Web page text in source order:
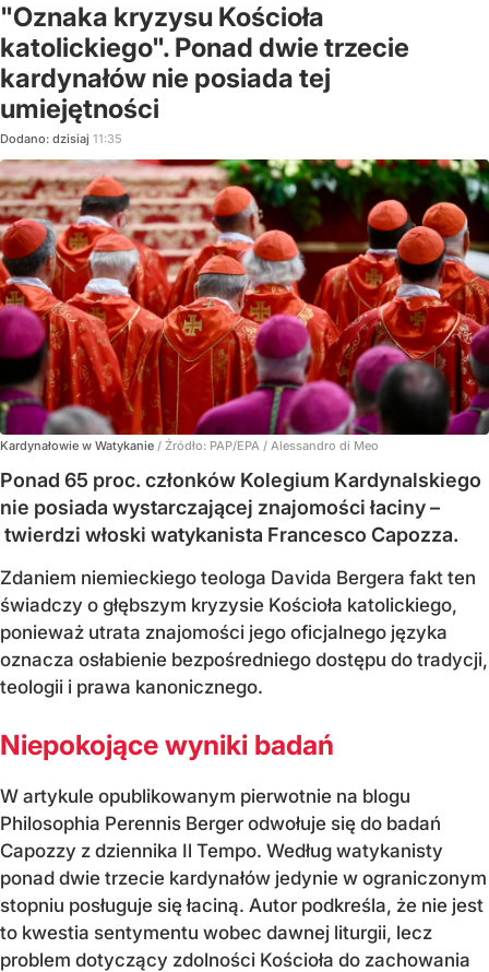
"Oznaka kryzysu Kościoła
katolickiego". Ponad dwie trzecie
kardynałów nie posiada tej
umiejętności
Dodano: dzisiaj 11:35
Kardynałowie w Watykanie / Źródło: PAP/EPA / Alessandro di Meo
Ponad 65 proc. członków Kolegium Kardynalskiego
nie posiada wystarczającej znajomości łaciny –
twierdzi włoski watykanista Francesco Capozza.
Zdaniem niemieckiego teologa Davida Bergera fakt ten
świadczy o głębszym kryzysie Kościoła katolickiego,
ponieważ utrata znajomości jego oficjalnego języka
oznacza osłabienie bezpośredniego dostępu do tradycji,
teologii i prawa kanonicznego.
Niepokojące wyniki badań
W artykule opublikowanym pierwotnie na blogu
Philosophia Perennis Berger odwołuje się do badań
Capozzy z dziennika Il Tempo. Według watykanisty
ponad dwie trzecie kardynałów jedynie w ograniczonym
stopniu posługuje się łaciną. Autor podkreśla, że nie jest
to kwestia sentymentu wobec dawnej liturgii, lecz
problem dotyczący zdolności Kościoła do zachowania